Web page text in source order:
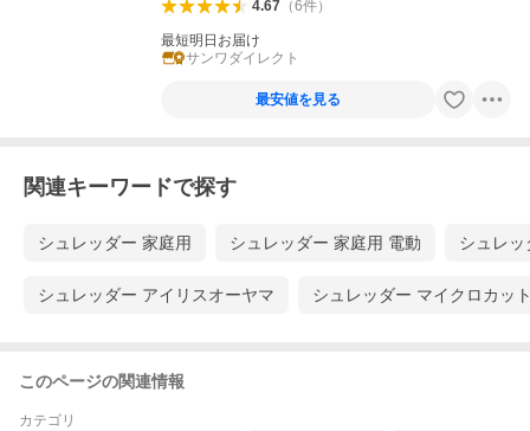
4.67（6件）
最短明日お届け
サンワダイレクト
最安値を見る
関連キーワードで探す
シュレッダー 家庭用 シュレッダー 家庭用 電動 シュレ
シュレッダー アイリスオーヤマ シュレッダー マイクロカッ
このページの関連情報
カテゴリ